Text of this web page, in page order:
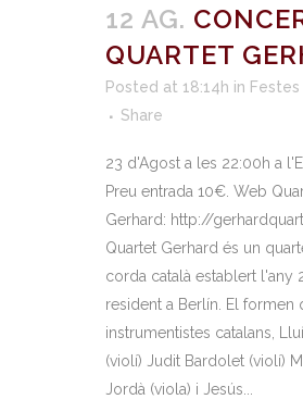
12 AG.
QUARTET
Posted at 18:14h in Festes
Share
23 d'Agost a les 22:00h a
Preu entrada 10€. Web
Gerhard: http://
Quartet Gerhard és un
corda català establert l'any
resident a Berlín. El formen
instrumentistes catalans,
(violí) Judit Bardolet (violí)
Jordà (viola) i Jesús...